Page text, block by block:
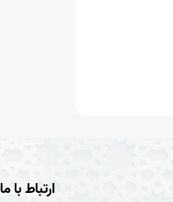
ارتباط با ما